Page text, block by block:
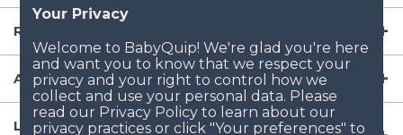
Ressources
Articles de puériculture
Lieux populaires de location d'équipement aux